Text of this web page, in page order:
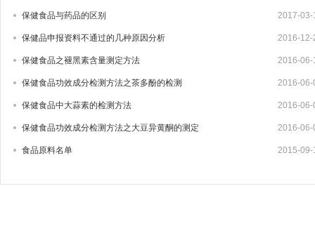
热温度低、时间短，能较好地保留物料的营养及风味成分。固体饮料的其它加工
结成固体的冰，在真空条件下，使水直接升华变成水蒸汽逸出，从而把水从物料
法生产固体饮料还很少，只有少部分附加值较高的产品如速溶茶粉、咖啡粉中应
用。2、流化床造粒 造粒技术有湿法造粒、干法造粒、快速搅拌制粒技术以及流
干燥等3个步骤在密闭容器内一次完成的新型制粒技术，可大大减少辅料量，制
出的颗粒大小均匀，效果好。1959年，美国威斯康星州的Wurster博士首先提出
于20世纪80年代相...
保健食品与药品的区别 2017-03-
保健品申报资料不通过的几种原因分析 2016-12-
保健食品之褪黑素含量测定方法 2016-06-
保健食品功效成分检测方法之茶多酚的检测 2016-06-
保健食品中大蒜素的检测方法 2016-06-
保健食品功效成分检测方法之大豆异黄酮的测定 2016-06-
食品原料名单 2015-09-